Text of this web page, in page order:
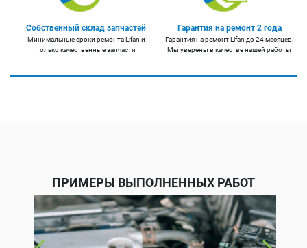
Собственный склад запчастей
Минимальные сроки ремонта Lifan и
только качественные запчасти
Гарантия на ремонт 2 года
Гарантия на ремонт Lifan до 24 месяцев.
Мы уверены в качестве нашей работы
ПРИМЕРЫ ВЫПОЛНЕННЫХ РАБОТ